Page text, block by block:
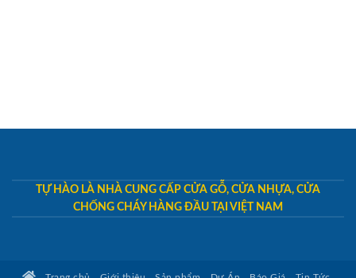
TỰ HÀO LÀ NHÀ CUNG CẤP CỬA GỖ, CỬA NHỰA, CỬA
CHỐNG CHÁY HÀNG ĐẦU TẠI VIỆT NAM